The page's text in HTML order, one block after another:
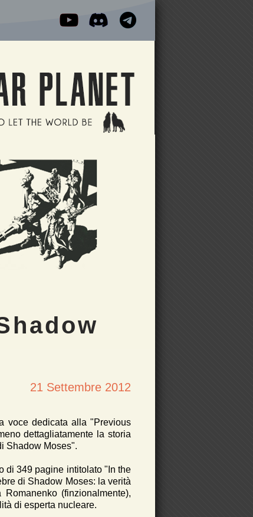
21 Settembre 2012
voce dedicata alla "Previous
dettagliatamente la storia
Shadow Moses".
di 349 pagine intitolato "In the
di Shadow Moses: la verità
(finzionalmente),
di esperta nucleare.